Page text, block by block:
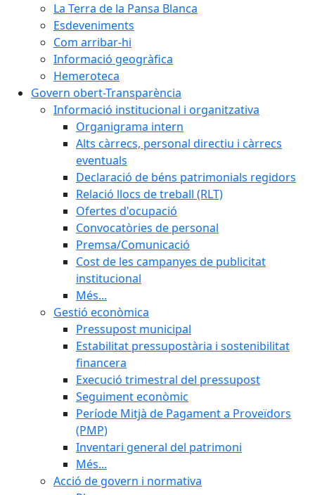
La Terra de la Pansa Blanca
Esdeveniments
Com arribar-hi
Informació geogràfica
Hemeroteca
Govern obert-Transparència
Informació institucional i organitzativa
Organigrama intern
Alts càrrecs, personal directiu i càrrecs
eventuals
Declaració de béns patrimonials regidors
Relació llocs de treball (RLT)
Ofertes d'ocupació
Convocatòries de personal
Premsa/Comunicació
Cost de les campanyes de publicitat
institucional
Més...
Gestió econòmica
Pressupost municipal
Estabilitat pressupostària i sostenibilitat
financera
Execució trimestral del pressupost
Seguiment econòmic
Període Mitjà de Pagament a Proveïdors
(PMP)
Inventari general del patrimoni
Més...
Acció de govern i normativa